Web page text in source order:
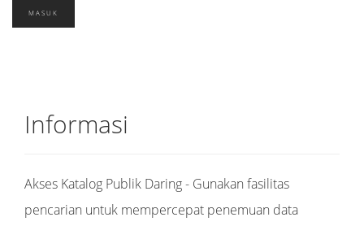
Informasi
Akses Katalog Publik Daring - Gunakan fasilitas
pencarian untuk mempercepat penemuan data